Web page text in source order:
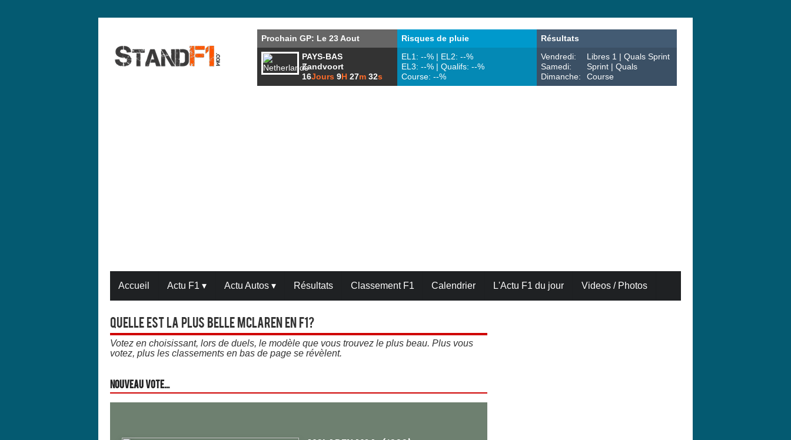
Prochain GP: Le 23 Aout
PAYS-BAS
Zandvoort
16Jours 9H 27m 31s
Risques de pluie
EL1: --% | EL2: --%
EL3: --% | Qualifs: --%
Course: --%
Résultats
Vendredi:
Samedi:
Dimanche:
Libres 1 | Quals Sprint
Sprint | Quals
Course
Accueil Actu F1▾ Actu Autos ▾ Résultats Classement F1 Calendrier L'Actu F1 du jour Videos / Photos
Quelle est la plus belle Mclaren en F1?
Votez en choisissant, lors de duels, le modèle que vous trouvez le plus beau. Plus vous
votez, plus les classements en bas de page se révèlent.
Nouveau vote...